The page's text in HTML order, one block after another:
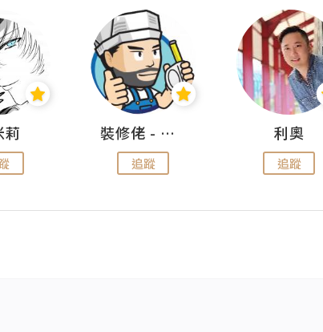
莉 裝修佬 - 香港一站式網上裝修平台
追蹤
利奧
追蹤